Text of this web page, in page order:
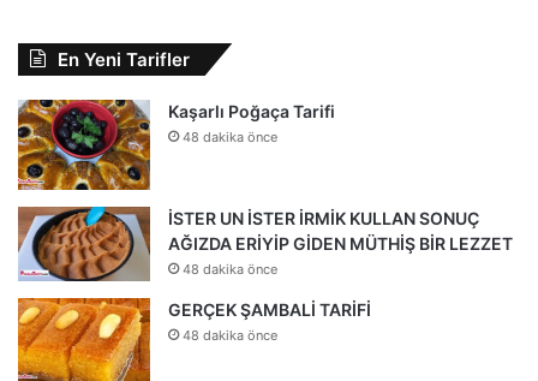
En Yeni Tarifler
Kaşarlı Poğaça Tarifi
48 dakika önce
İSTER UN İSTER İRMİK KULLAN SONUÇ
AĞIZDA ERİYİP GİDEN MÜTHİŞ BİR LEZZET
48 dakika önce
GERÇEK ŞAMBALİ TARİFİ
48 dakika önce